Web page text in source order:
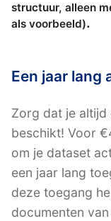
structuur, alleen
als voorbeeld).
Een jaar lang
Zorg dat je
beschikt! Voor
om je dataset
een jaar lang
deze toegang
documenten